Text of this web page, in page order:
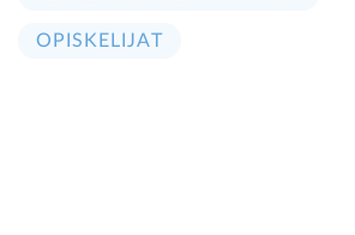
OPISKELIJAT